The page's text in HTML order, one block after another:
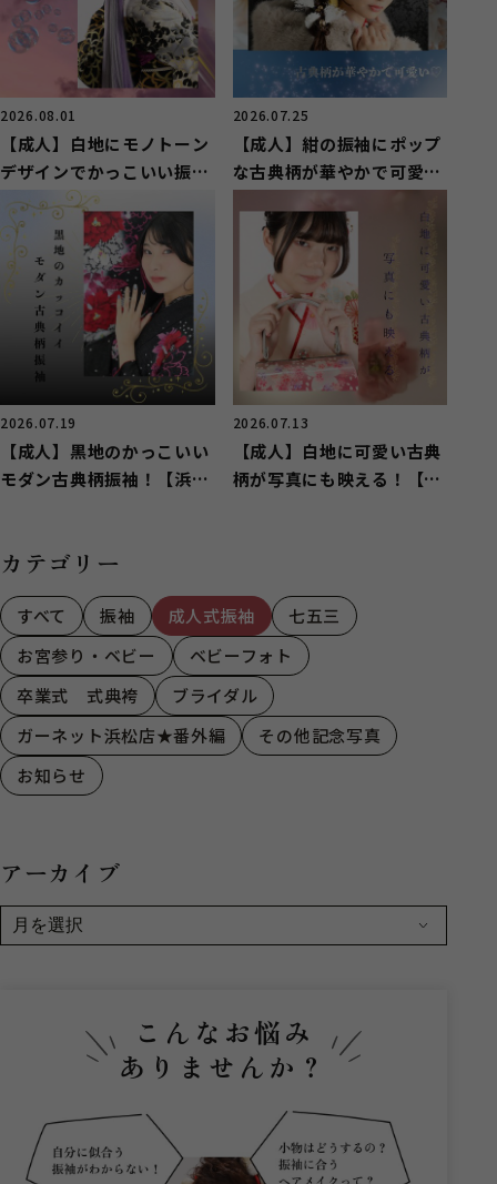
2026.08.01
【成人】白地にモノトーン
デザインでかっこいい振袖
姿！【浜名区横須賀】
2026.07.25
【成人】紺の振袖にポップ
な古典柄が華やかで可愛
い！【浜名区小松】
2026.07.19
【成人】黒地のかっこいい
モダン古典柄振袖！【浜松
2026.07.13
【成人】白地に可愛い古典
柄が写真にも映える！【中
カテゴリー
すべて 振袖 成人式振袖
七五三
お宮参り・ベビー
ベビーフォト
卒業式 式典袴
ブライダル
ガーネット浜松店★番外編
その他記念写真
お知らせ
アーカイブ
こんなお悩み
ありませんか？